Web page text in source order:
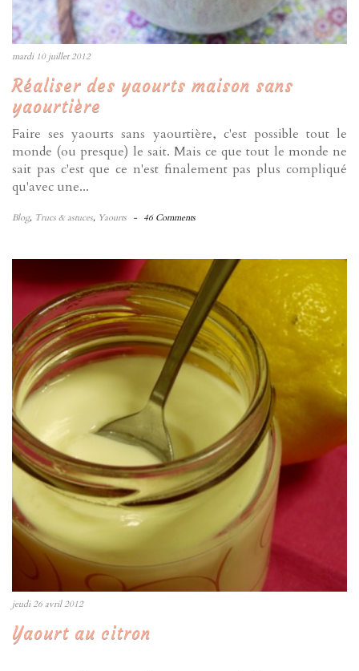
mardi 10 juillet 2012
Réaliser des yaourts maison sans
yaourtière
Faire ses yaourts sans yaourtière, c'est possible tout le
monde (ou presque) le sait. Mais ce que tout le monde ne
sait pas c'est que ce n'est finalement pas plus compliqué
qu'avec une...
Blog, Trucs & astuces, Yaourts - 46 Comments
jeudi 26 avril 2012
Yaourt au citron